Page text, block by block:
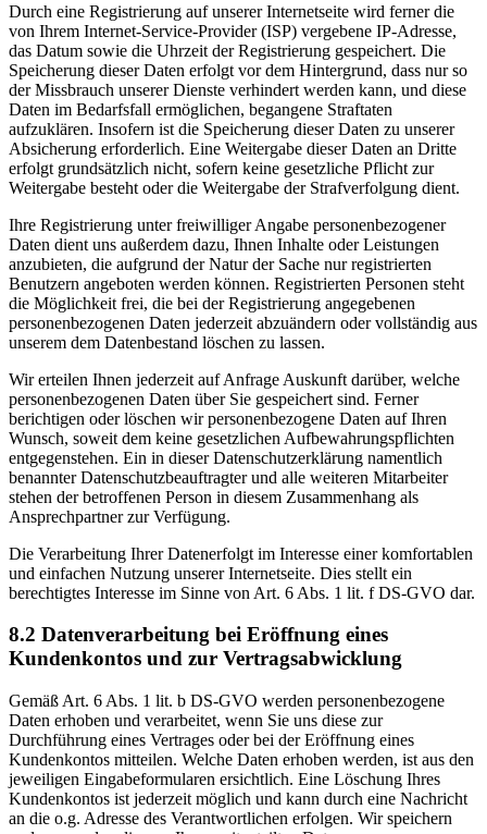
Durch eine Registrierung auf unserer Internetseite wird ferner die
von Ihrem Internet-Service-Provider (ISP) vergebene IP-Adresse,
das Datum sowie die Uhrzeit der Registrierung gespeichert. Die
Speicherung dieser Daten erfolgt vor dem Hintergrund, dass nur so
der Missbrauch unserer Dienste verhindert werden kann, und diese
Daten im Bedarfsfall ermöglichen, begangene Straftaten
aufzuklären. Insofern ist die Speicherung dieser Daten zu unserer
Absicherung erforderlich. Eine Weitergabe dieser Daten an Dritte
erfolgt grundsätzlich nicht, sofern keine gesetzliche Pflicht zur
Weitergabe besteht oder die Weitergabe der Strafverfolgung dient.
Ihre Registrierung unter freiwilliger Angabe personenbezogener
Daten dient uns außerdem dazu, Ihnen Inhalte oder Leistungen
anzubieten, die aufgrund der Natur der Sache nur registrierten
Benutzern angeboten werden können. Registrierten Personen steht
die Möglichkeit frei, die bei der Registrierung angegebenen
personenbezogenen Daten jederzeit abzuändern oder vollständig aus
unserem dem Datenbestand löschen zu lassen.
Wir erteilen Ihnen jederzeit auf Anfrage Auskunft darüber, welche
personenbezogenen Daten über Sie gespeichert sind. Ferner
berichtigen oder löschen wir personenbezogene Daten auf Ihren
Wunsch, soweit dem keine gesetzlichen Aufbewahrungspflichten
entgegenstehen. Ein in dieser Datenschutzerklärung namentlich
benannter Datenschutzbeauftragter und alle weiteren Mitarbeiter
stehen der betroffenen Person in diesem Zusammenhang als
Ansprechpartner zur Verfügung.
Die Verarbeitung Ihrer Datenerfolgt im Interesse einer komfortablen
und einfachen Nutzung unserer Internetseite. Dies stellt ein
berechtigtes Interesse im Sinne von Art. 6 Abs. 1 lit. f DS-GVO dar.
8.2 Datenverarbeitung bei Eröffnung eines
Kundenkontos und zur Vertragsabwicklung
Gemäß Art. 6 Abs. 1 lit. b DS-GVO werden personenbezogene
Daten erhoben und verarbeitet, wenn Sie uns diese zur
Durchführung eines Vertrages oder bei der Eröffnung eines
Kundenkontos mitteilen. Welche Daten erhoben werden, ist aus den
jeweiligen Eingabeformularen ersichtlich. Eine Löschung Ihres
Kundenkontos ist jederzeit möglich und kann durch eine Nachricht
an die o.g. Adresse des Verantwortlichen erfolgen. Wir speichern